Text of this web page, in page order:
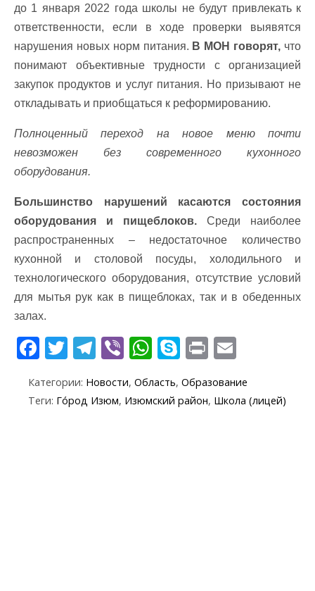
до 1 января 2022 года школы не будут привлекать к
ответственности, если в ходе проверки выявятся
нарушения новых норм питания. В МОН говорят, что
понимают объективные трудности с организацией
закупок продуктов и услуг питания. Но призывают не
откладывать и приобщаться к реформированию.
Полноценный переход на новое меню почти
невозможен без современного кухонного
оборудования.
Большинство нарушений касаются состояния
оборудования и пищеблоков. Среди наиболее
распространенных – недостаточное количество
кухонной и столовой посуды, холодильного и
технологического оборудования, отсутствие условий
для мытья рук как в пищеблоках, так и в обеденных
залах.
F
e
T
itt
er
T
e
Vi
er
W
at
S
y
Pr
t ai
Категории: Новости, Область, Образование
Теги: Го́род Изюм, Изюмский район, Школа (лицей)